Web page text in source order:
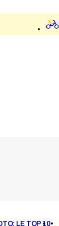
LE TOP 10